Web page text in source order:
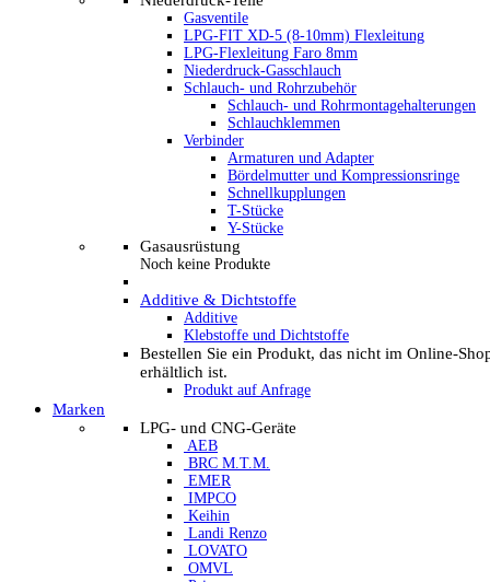
Gasventile
LPG-FIT XD-5 (8-10mm) Flexleitung
LPG-Flexleitung Faro 8mm
Niederdruck-Gasschlauch
Schlauch- und Rohrzubehör
Schlauch- und Rohrmontagehalterungen
Schlauchklemmen
Verbinder
Armaturen und Adapter
Bördelmutter und Kompressionsringe
Schnellkupplungen
T-Stücke
Y-Stücke
Gasausrüstung
Noch keine Produkte
Additive & Dichtstoffe
Additive
Klebstoffe und Dichtstoffe
Bestellen Sie ein Produkt, das nicht im Online-
erhältlich ist.
Produkt auf Anfrage
Marken
LPG- und CNG-Geräte
AEB
BRC M.T.M.
EMER
IMPCO
Keihin
Landi Renzo
LOVATO
OMVL